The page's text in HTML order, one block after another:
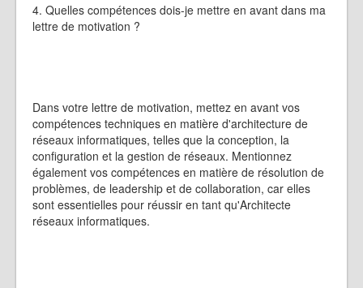
4. Quelles compétences dois-je mettre en avant dans ma
lettre de motivation ?
Dans votre lettre de motivation, mettez en avant vos
compétences techniques en matière d'architecture de
réseaux informatiques, telles que la conception, la
configuration et la gestion de réseaux. Mentionnez
également vos compétences en matière de résolution de
problèmes, de leadership et de collaboration, car elles
sont essentielles pour réussir en tant qu'Architecte
réseaux informatiques.